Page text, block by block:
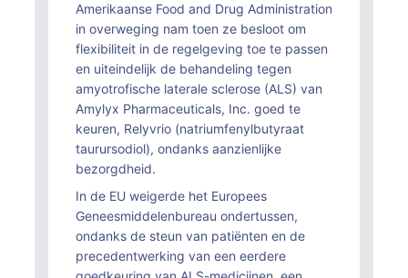
Amerikaanse Food and Drug Administration
in overweging nam toen ze besloot om
flexibiliteit in de regelgeving toe te passen
en uiteindelijk de behandeling tegen
amyotrofische laterale sclerose (ALS) van
Amylyx Pharmaceuticals, Inc. goed te
keuren, Relyvrio (natriumfenylbutyraat
taurursodiol), ondanks aanzienlijke
bezorgdheid.
In de EU weigerde het Europees
Geneesmiddelenbureau ondertussen,
ondanks de steun van patiënten en de
precedentwerking van een eerdere